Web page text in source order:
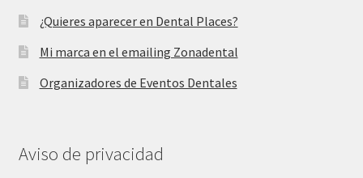
¿Quieres aparecer en Dental Places?
Mi marca en el emailing Zonadental
Organizadores de Eventos Dentales
Aviso de privacidad